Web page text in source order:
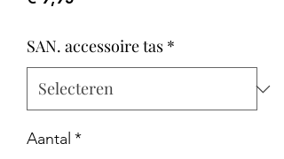
SAN. accessoire tas *
Aantal *